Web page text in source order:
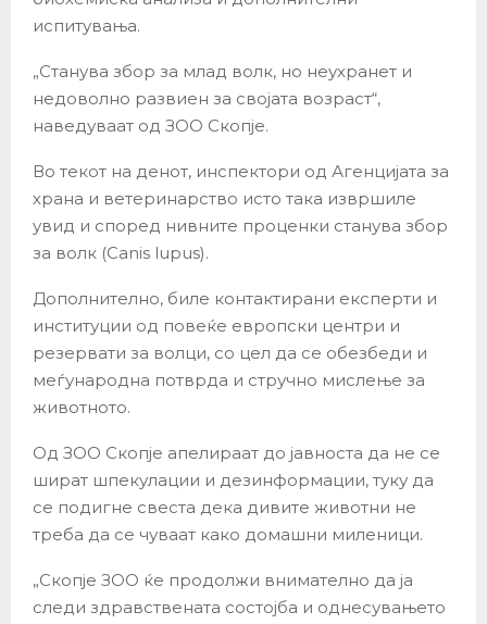
испитувања.
„Станува збор за млад волк, но неухранет и
недоволно развиен за својата возраст“,
наведуваат од ЗОО Скопје.
Во текот на денот, инспектори од Агенцијата за
храна и ветеринарство исто така извршиле
увид и според нивните проценки станува збор
за волк (Canis lupus).
Дополнително, биле контактирани експерти и
институции од повеќе европски центри и
резервати за волци, со цел да се обезбеди и
меѓународна потврда и стручно мислење за
животното.
Од ЗОО Скопје апелираат до јавноста да не се
шират шпекулации и дезинформации, туку да
се подигне свеста дека дивите животни не
треба да се чуваат како домашни миленици.
„Скопје ЗОО ќе продолжи внимателно да ја
следи здравствената состојба и однесувањето